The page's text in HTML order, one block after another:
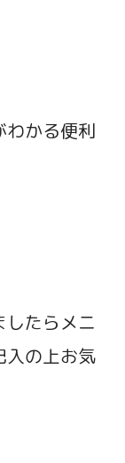
かる便利
たらメニ
入の上お気